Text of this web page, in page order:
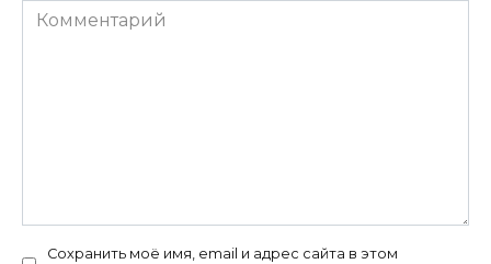
Комментарий
Сохранить моё имя, email и адрес сайта в этом